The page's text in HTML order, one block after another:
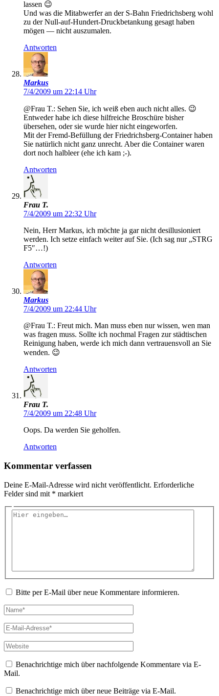
lassen 😉
Und was die Mitabwerfer an der S-Bahn Friedrichsberg wohl
zu der Null-auf-Hundert-Druckbetankung gesagt haben
mögen — nicht auszumalen.
Antworten
Markus
7/4/2009 um 22:14 Uhr
@Frau T.: Sehen Sie, ich weiß eben auch nicht alles. 😉
Entweder habe ich diese hilfreiche Broschüre bisher
übersehen, oder sie wurde hier nicht eingeworfen.
Mit der Fremd-Befüllung der Friedrichsberg-Container haben
Sie natürlich nicht ganz unrecht. Aber die Container waren
dort noch halbleer (ehe ich kam ;-).
Antworten
Frau T.
7/4/2009 um 22:32 Uhr
Nein, Herr Markus, ich möchte ja gar nicht desillusioniert
werden. Ich setze einfach weiter auf Sie. (Ich sag nur „STRG
F5″…!)
Antworten
Markus
7/4/2009 um 22:44 Uhr
@Frau T.: Freut mich. Man muss eben nur wissen, wen man
was fragen muss. Sollte ich nochmal Fragen zur städtischen
Reinigung haben, werde ich mich dann vertrauensvoll an Sie
wenden. 😉
Antworten
Frau T.
7/4/2009 um 22:48 Uhr
Oops. Da werden Sie geholfen.
Antworten
Kommentar verfassen
Deine E-Mail-Adresse wird nicht veröffentlicht. Erforderliche
Felder sind mit * markiert
Hier
Bitte per E-Mail über neue Kommentare informieren.
Name*
E-
Mail-
Adresse*
Website
Benachrichtige mich über nachfolgende Kommentare via E-
Mail.
Benachrichtige mich über neue Beiträge via E-Mail.